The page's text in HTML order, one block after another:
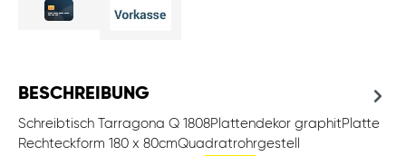
BESCHREIBUNG
Schreibtisch Tarragona Q 1808Plattendekor graphitPlatte
Rechteckform 180 x 80cmQuadratrohrgestell